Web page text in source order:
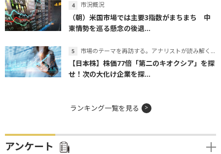
市況概況
（朝）米国市場では主要3指数がまちまち 中
東情勢を巡る懸念の後退...
市場のテーマを再訪する。アナリストが読み解くテーマの本質
【日本株】株価77倍「第二のキオクシア」を探
せ！次の大化け企業を探...
ランキング一覧を見る
アンケート